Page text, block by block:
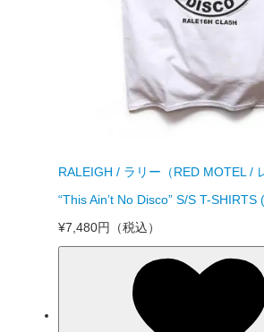
RALEIGH / ラリー（RED MOTEL /
“This Ain’t No Disco” S/S T-SHIRTS
¥7,480円
（税込）